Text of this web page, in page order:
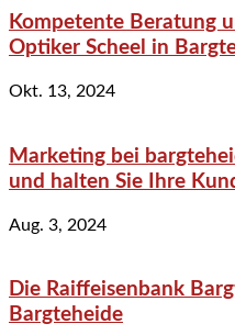
Kompetente Beratung
Optiker Scheel in
Okt. 13, 2024
Marketing bei
und halten Sie Ihre
Aug. 3, 2024
Die Raiffeisenbank
Bargteheide